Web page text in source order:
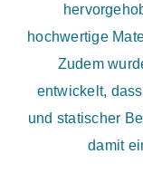
hochwertige
Zudem
entwickelt,
und statischer
damit